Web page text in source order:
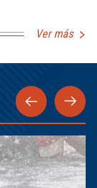
Ver más